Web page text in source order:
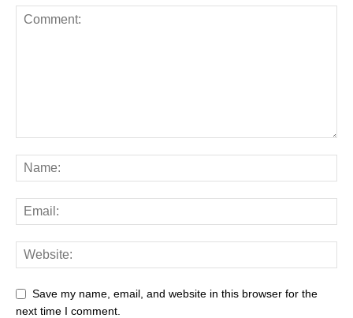
Save my name, email, and website in this browser for the
next time I comment.